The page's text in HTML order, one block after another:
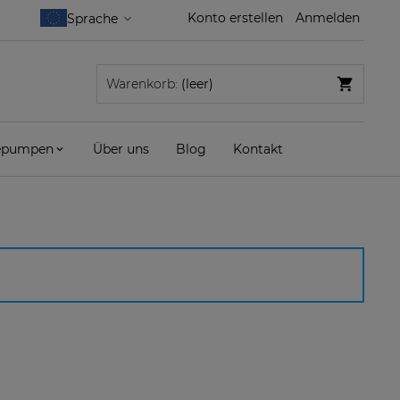
Konto erstellen Anmelden
Warenkorb: (leer)
Über uns Blog Kontakt